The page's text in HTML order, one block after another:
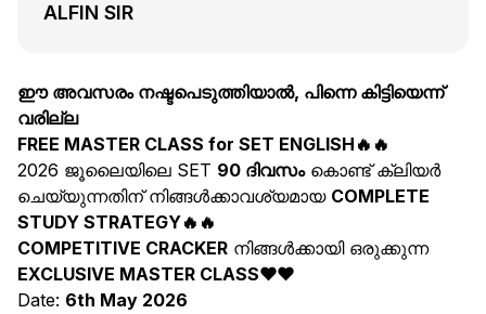
ALFIN SIR
ഈ അവസരം നഷ്ടപെടുത്തിയാൽ, പിന്നെ കിട്ടിയെന്ന്
വരില്ല
FREE MASTER CLASS for SET ENGLISH🔥🔥
2026 ജൂലൈയിലെ SET 90 ദിവസംകൊണ്ട് ക്ലിയർ
ചെയ്യുന്നതിന് നിങ്ങൾക്കാവശ്യമായ COMPLETE
STUDY STRATEGY🔥🔥
COMPETITIVE CRACKER നിങ്ങൾക്കായി ഒരുക്കുന്ന
EXCLUSIVE MASTER CLASS❤❤
Date: 6th May 2026